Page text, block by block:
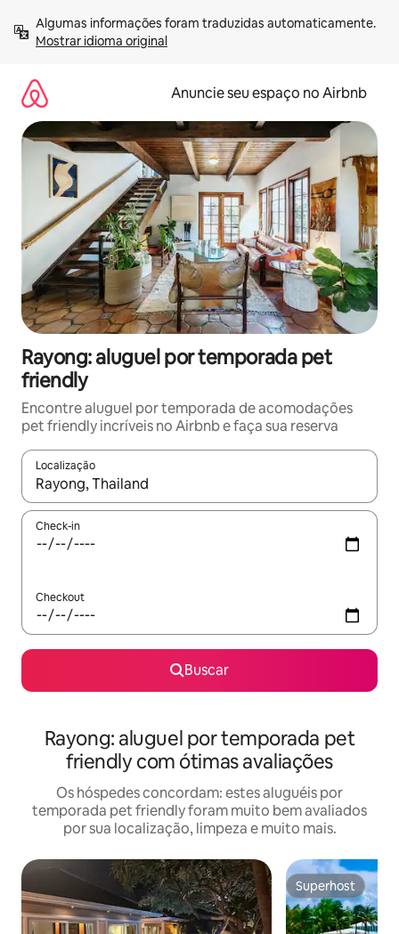
para
Mostrar idioma original
Anuncie seu espaço no Airbnb
Rayong: aluguel por temporada pet
friendly
Encontre aluguel por temporada de acomodações
pet friendly incríveis no Airbnb e faça sua reserva
Localização
Quando os resultados estiverem disponíveis, explore-os
Check-in
Checkout
Buscar
Rayong: aluguel por temporada pet
friendly com ótimas avaliações
Os hóspedes concordam: estes aluguéis por
temporada pet friendly foram muito bem avaliados
por sua localização, limpeza e muito mais.
Superhost
Superhost